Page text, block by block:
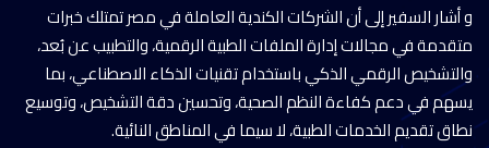
و أشار السفير إلى أن الشركات الكندية العاملة في مصر تمتلك خبرات
متقدمة في مجالات إدارة الملفات الطبية الرقمية، والتطبيب عن بُعد،
والتشخيص الرقمي الذكي باستخدام تقنيات الذكاء الاصطناعي، بما
يسهم في دعم كفاءة النظم الصحية، وتحسين دقة التشخيص، وتوسيع
نطاق تقديم الخدمات الطبية، لا سيما في المناطق النائية.